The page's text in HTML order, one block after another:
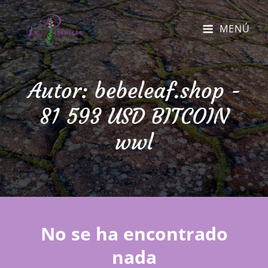
MENÚ
Autor:bebeleaf.shop -
81 593 USD BITCOIN
wwl
No se ha encontrado
nada